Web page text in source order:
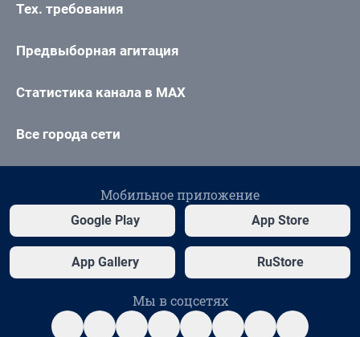
Тех. требования
Предвыборная агитация
Статистика канала в MAX
Все города сети
Мобильное приложение
Google Play App Store
App Gallery RuStore
Мы в соцсетях